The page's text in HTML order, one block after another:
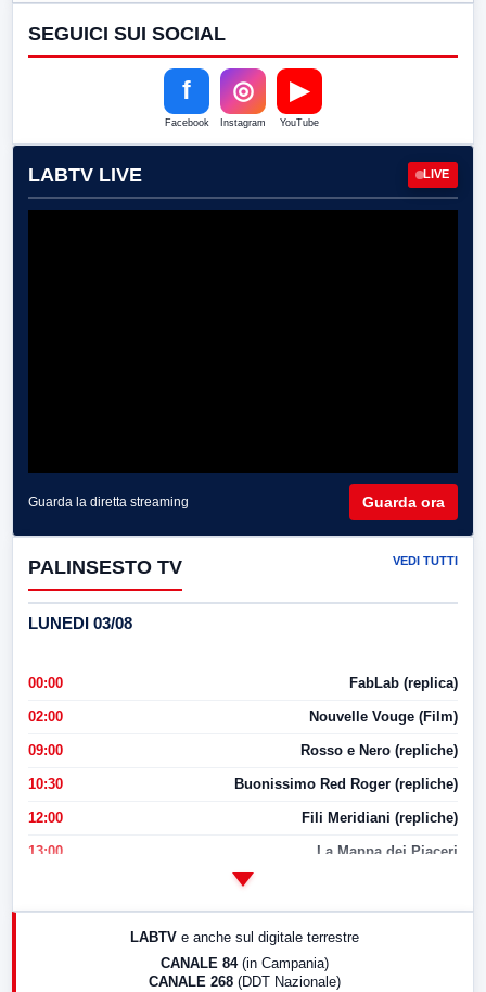
SEGUICI SUI SOCIAL
f
Facebook
◎
Instagram
▶
YouTube
LABTV LIVE LIVE
Guarda la diretta streaming Guarda ora
PALINSESTO TV VEDI TUTTI
LUNEDI 03/08
00:00 FabLab (replica)
02:00 Nouvelle Vouge (Film)
09:00 Rosso e Nero (repliche)
10:30 Buonissimo Red Roger (repliche)
12:00 Fili Meridiani (repliche)
13:00 La Mappa dei Piaceri
LABTV e anche sul digitale terrestre
CANALE 84 (in Campania)
CANALE 268 (DDT Nazionale)